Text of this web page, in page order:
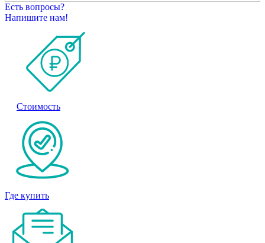
Есть вопросы?
Напишите нам!
Стоимость
Где купить